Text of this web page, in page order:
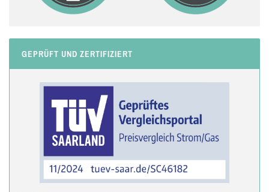
GEPRÜFT UND ZERTIFIZIERT